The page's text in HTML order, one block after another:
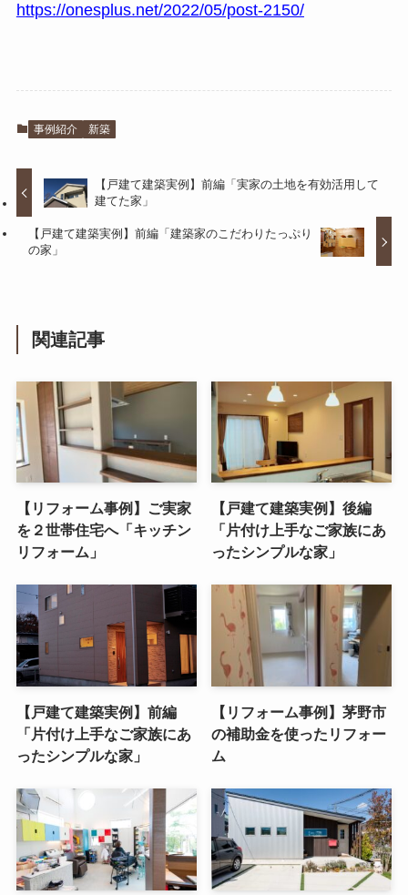
https://onesplus.net/2022/05/post-2150/
事例紹介 新築
【戸建て建築実例】前編「実家の土地を有効活用して
建てた家」
【戸建て建築実例】前編「建築家のこだわりたっぷり
の家」
関連記事
【リフォーム事例】ご実家
を２世帯住宅へ「キッチン
リフォーム」
【戸建て建築実例】後編
「片付け上手なご家族にあ
ったシンプルな家」
【戸建て建築実例】前編
「片付け上手なご家族にあ
ったシンプルな家」
【リフォーム事例】茅野市
の補助金を使ったリフォー
ム